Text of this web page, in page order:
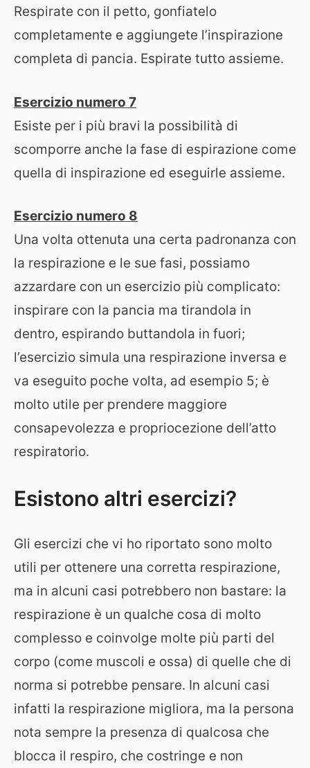
Respirate con il petto, gonfiatelo
completamente e aggiungete l’inspirazione
completa di pancia. Espirate tutto assieme.
Esercizio numero 7
Esiste per i più bravi la possibilità di
scomporre anche la fase di espirazione come
quella di inspirazione ed eseguirle assieme.
Esercizio numero 8
Una volta ottenuta una certa padronanza con
la respirazione e le sue fasi, possiamo
azzardare con un esercizio più complicato:
inspirare con la pancia ma tirandola in
dentro, espirando buttandola in fuori;
l’esercizio simula una respirazione inversa e
va eseguito poche volta, ad esempio 5; è
molto utile per prendere maggiore
consapevolezza e propriocezione dell’atto
respiratorio.
Esistono altri esercizi?
Gli esercizi che vi ho riportato sono molto
utili per ottenere una corretta respirazione,
ma in alcuni casi potrebbero non bastare: la
respirazione è un qualche cosa di molto
complesso e coinvolge molte più parti del
corpo (come muscoli e ossa) di quelle che di
norma si potrebbe pensare. In alcuni casi
infatti la respirazione migliora, ma la persona
nota sempre la presenza di qualcosa che
blocca il respiro, che costringe e non